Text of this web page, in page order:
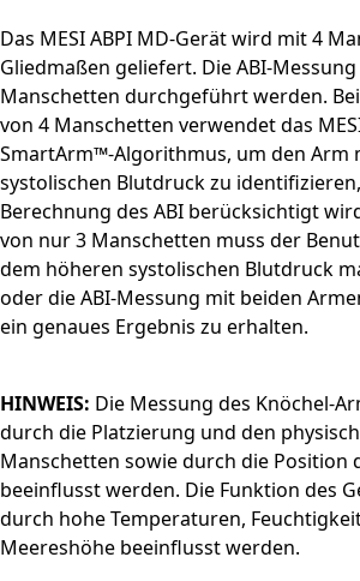
Das MESI ABPI MD-Gerät wird mit 4
Gliedmaßen geliefert. Die ABI-
Manschetten durchgeführt werden.
von 4 Manschetten verwendet das
SmartArm™-Algorithmus, um den Arm
systolischen Blutdruck zu
Berechnung des ABI berücksichtigt
von nur 3 Manschetten muss der
dem höheren systolischen Blutdruck
oder die ABI-Messung mit beiden
ein genaues Ergebnis zu erhalten.
HINWEIS: Die Messung des Knöchel-
durch die Platzierung und den
Manschetten sowie durch die Position
beeinflusst werden. Die Funktion des
durch hohe Temperaturen,
Meereshöhe beeinflusst werden.